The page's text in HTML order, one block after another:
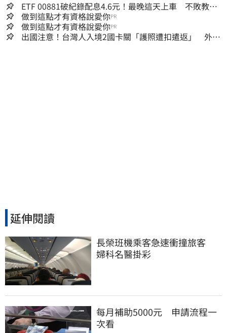
ETF 00881破紀錄配息4.6元！最晚這天上車 不敗教主
讚：表現超越0050
做到這點才有資格說愛你PR
做到這點才有資格說愛你PR
出國注意！台灣人入境2國卡關「護照遭扣遣返」 外交
延伸閱讀
長榮班機乘客急速衝撞旅客
婦科名醫掛彩
每月補助5000元 申請流程一
次看